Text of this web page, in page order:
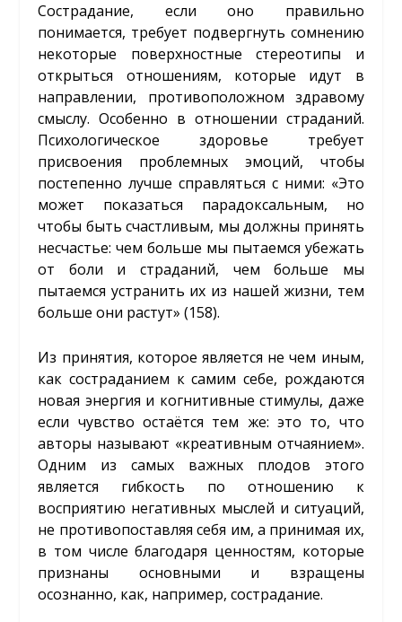
Сострадание, если оно правильно
понимается, требует подвергнуть сомнению
некоторые поверхностные стереотипы и
открыться отношениям, которые идут в
направлении, противоположном здравому
смыслу. Особенно в отношении страданий.
Психологическое здоровье требует
присвоения проблемных эмоций, чтобы
постепенно лучше справляться с ними: «Это
может показаться парадоксальным, но
чтобы быть счастливым, мы должны принять
несчастье: чем больше мы пытаемся убежать
от боли и страданий, чем больше мы
пытаемся устранить их из нашей жизни, тем
больше они растут» (158).
Из принятия, которое является не чем иным,
как состраданием к самим себе, рождаются
новая энергия и когнитивные стимулы, даже
если чувство остаётся тем же: это то, что
авторы называют «креативным отчаянием».
Одним из самых важных плодов этого
является гибкость по отношению к
восприятию негативных мыслей и ситуаций,
не противопоставляя себя им, а принимая их,
в том числе благодаря ценностям, которые
признаны основными и взращены
осознанно, как, например, сострадание.